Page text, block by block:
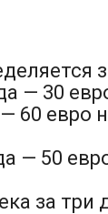
— 30
60 евро
— 50
за три